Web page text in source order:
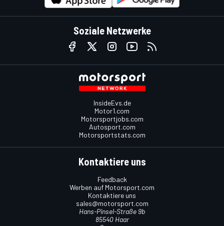
Soziale Netzwerke
InsideEvs.de
Motor1.com
Motorsportjobs.com
Autosport.com
Motorsportstats.com
Kontaktiere uns
Feedback
Werben auf Motorsport.com
Kontaktiere uns
sales@motorsport.com
Hans-Pinsel-Straße 9b
85540 Haar